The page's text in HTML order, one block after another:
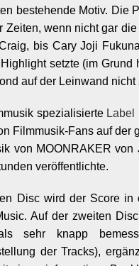
bestehende Motiv. Die
Zeiten, wenn nicht gar
bis Cary Joji
setzte (im Grund
auf der Leinwand nicht
spezialisierte Label
Filmmusik-Fans auf der
von MOONRAKER
veröffentlichte.
Disc wird der Score in
Auf der zweiten
sehr knapp
der Tracks),